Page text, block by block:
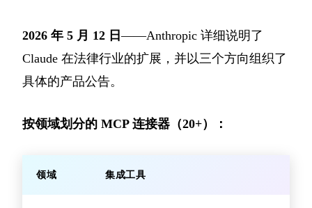
2026 年 5 月 12 日——Anthropic 详细说明了
Claude 在法律行业的扩展，并以三个方向组织了
具体的产品公告。
按领域划分的 MCP 连接器（20+）：
领域 集成工具